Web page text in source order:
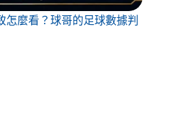
怎麼看？球哥的足球數據判